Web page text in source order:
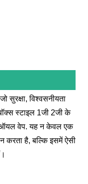
सुरक्षा, विश्वसनीयता
स्टाइल 1जी 2जी के
वेप. यह न केवल एक
करता है, बल्कि इसमें ऐसी